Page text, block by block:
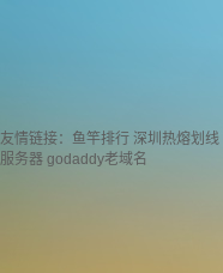
友情链接： 鱼竿排行 深圳热熔划线
服务器 godaddy老域名